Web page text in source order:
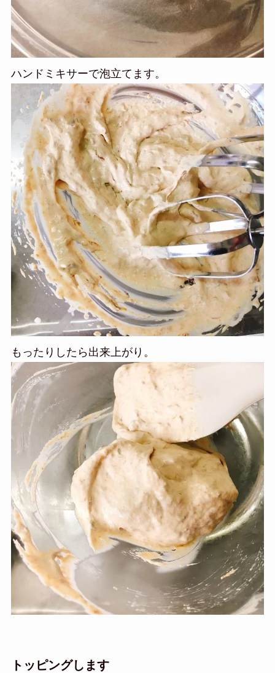
ハンドミキサーで泡立てます。
もったりしたら出来上がり。
トッピングします